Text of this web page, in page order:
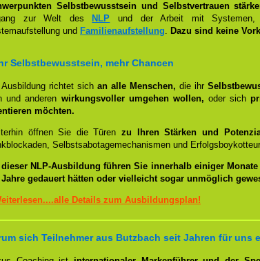
Selbstbewusstsein und Selbstvertrauen
zur Welt des
NLP und der Arbeit mit Systemen,
und Familienaufstellung. Dazu sind keine
Selbstbewusstsein, mehr Chancen
Ausbildung richtet sich an alle Menschen, die ihr
und anderen wirkungsvoller umgehen wollen, oder sich
möchten.
öffnen Sie die Türenzu Ihren Stärken und
Selbstsabotagemechanismen und
dieser NLP-Ausbildung führen Sie innerhalb einiger Monate
gedauert hätten oder vielleicht sogar unmöglich
Details zum Ausbildungsplan!
sich Teilnehmer aus Butzbach seit Jahren für uns